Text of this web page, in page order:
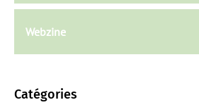
Webzine
Catégories